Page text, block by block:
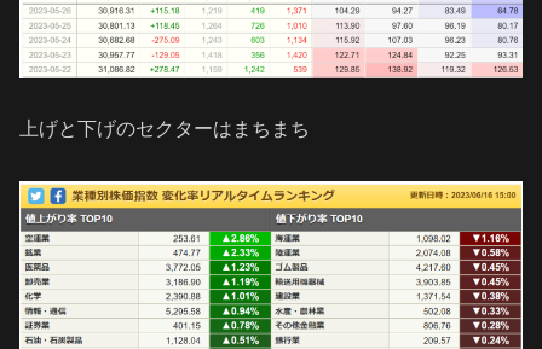
上げと下げのセクターはまちまち